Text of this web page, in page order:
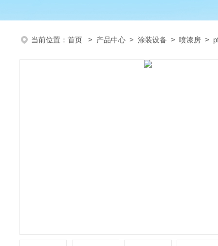
当前位置： 首页 > 产品中心 > 涂装设备 > 喷漆房 >